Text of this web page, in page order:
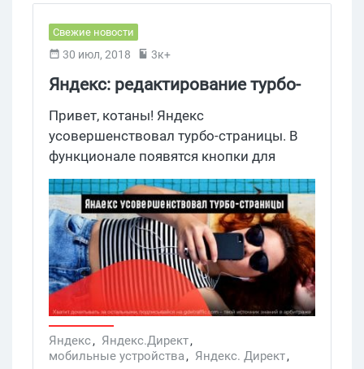
Свежие новости
30 июл, 2018 3к+
Яндекс: редактирование турбо-
страниц и новые способы связи
с клиентом
Привет, котаны! Яндекс
усовершенствовал турбо-страницы. В
функционале появятся кнопки для
звонка и общения через мессенджер, а
также возможность редактировать
сами страницы.
Яндекс, Яндекс.Директ,
мобильные устройства, Яндекс. Директ,